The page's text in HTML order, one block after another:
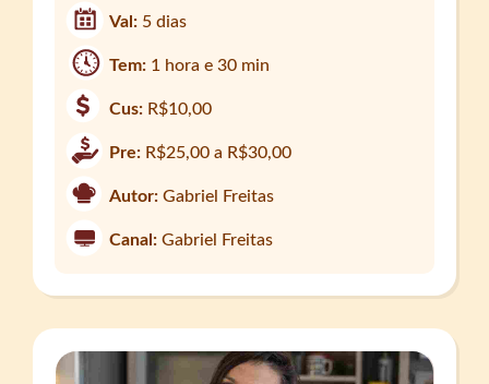
Val: 5 dias
Tem: 1 hora e 30 min
Cus: R$10,00
Pre: R$25,00 a R$30,00
Autor: Gabriel Freitas
Canal: Gabriel Freitas